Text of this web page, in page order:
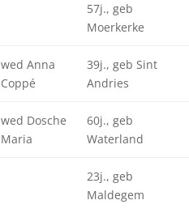
57j., geb
Moerkerke
wed Anna
Coppé
39j., geb Sint
Andries
wed Dosche
Maria
60j., geb
Waterland
23j., geb
Maldegem